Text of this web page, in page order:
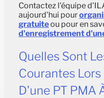
Contactez l'équipe
aujourd'hui pour
gratuiteou pour en
d'enregistrement
Quelles Sont
Courantes
D'une PT PMA